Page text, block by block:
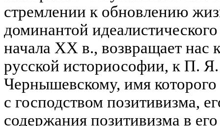
стремлении к обновлению
доминантой
начала XX в., возвращает нас
русской историософии, к П.
Чернышевскому, имя
с господством позитивизма,
содержания позитивизма в